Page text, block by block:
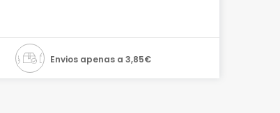
Envios apenas a 3,85€